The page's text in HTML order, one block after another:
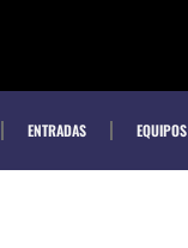
ENTRADAS EQUIPOS